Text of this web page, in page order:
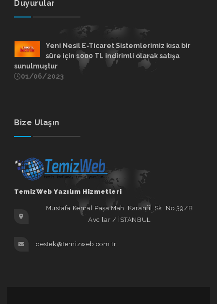
Duyurular
Yeni Nesil E-Ticaret Sistemlerimiz kısa bir
süre için 1000 TL indirimli olarak satışa
sunulmuştur
01/06/2023
Bize Ulaşın
TemizWeb Yazılım Hizmetleri
Mustafa Kemal Paşa Mah. Karanfil Sk. No:39/B
Avcılar / İSTANBUL
destek@temizweb.com.tr